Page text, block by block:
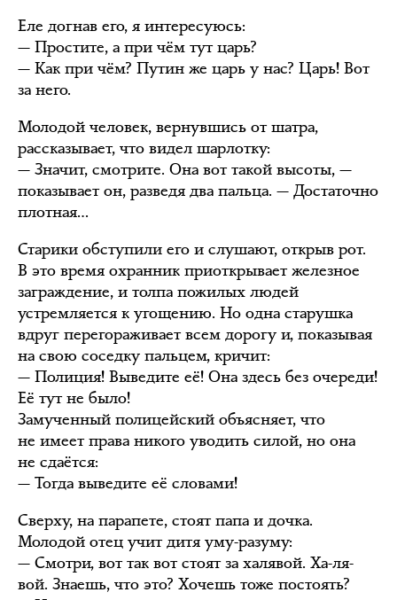
Еле догнав его, я интересуюсь:
— Простите, а при чём тут царь?
— Как при чём? Путин же царь у нас? Царь! Вот
за него.
Молодой человек, вернувшись от шатра,
рассказывает, что видел шарлотку:
— Значит, смотрите. Она вот такой высоты, —
показывает он, разведя два пальца. — Достаточно
плотная…
Старики обступили его и слушают, открыв рот.
В это время охранник приоткрывает железное
заграждение, и толпа пожилых людей
устремляется к угощению. Но одна старушка
вдруг перегораживает всем дорогу и, показывая
на свою соседку пальцем, кричит:
— Полиция! Выведите её! Она здесь без очереди!
Её тут не было!
Замученный полицейский объясняет, что
не имеет права никого уводить силой, но она
не сдаётся:
— Тогда выведите её словами!
Сверху, на парапете, стоят папа и дочка.
Молодой отец учит дитя уму-разуму:
— Смотри, вот так вот стоят за халявой. Ха-ля-
вой. Знаешь, что это? Хочешь тоже постоять?